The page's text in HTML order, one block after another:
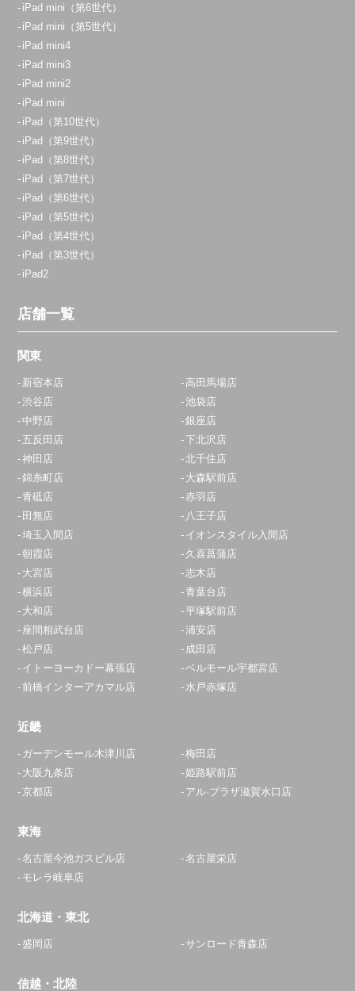
iPad mini（第6世代）
iPad mini（第5世代）
iPad mini4
iPad mini3
iPad mini2
iPad mini
iPad（第10世代）
iPad（第9世代）
iPad（第8世代）
iPad（第7世代）
iPad（第6世代）
iPad（第5世代）
iPad（第4世代）
iPad（第3世代）
iPad2
店舗一覧
関東
新宿本店
高田馬場店
渋谷店
池袋店
中野店
銀座店
五反田店
下北沢店
神田店
北千住店
錦糸町店
大森駅前店
青砥店
赤羽店
田無店
八王子店
埼玉入間店
イオンスタイル入間店
朝霞店
久喜菖蒲店
大宮店
志木店
横浜店
青葉台店
大和店
平塚駅前店
座間相武台店
浦安店
松戸店
成田店
イトーヨーカドー幕張店
ベルモール宇都宮店
前橋インターアカマル店
水戸赤塚店
近畿
ガーデンモール木津川店
梅田店
大阪九条店
姫路駅前店
京都店
アル·プラザ滋賀水口店
東海
名古屋今池ガスビル店
名古屋栄店
モレラ岐阜店
北海道・東北
盛岡店 サンロード青森店
信越・北陸